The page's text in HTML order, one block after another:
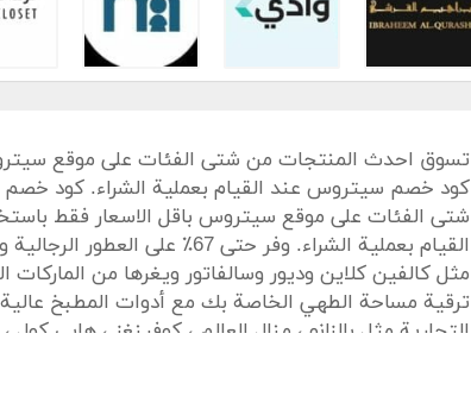
تسوق احدث المنتجات من شتى الفئات على موقع
كود خصم سيتروس عند القيام بعملية الشراء. كود
شتى الفئات على موقع سيتروس باقل الاسعار فقط
القيام بعملية الشراء. وفر حتى 67٪
مثل كالفين كلاين وديور وسالفاتور ويغرها من الماركات
ترقية مساحة الطهي الخاصة بك مع أدوات المطبخ
التجارية مثل بالزانو ، منال العالم ، كوفينغز ، هابي
وهلم جرا من سيتروس تي في بتخفيضات كبيرة. لذلك،
الباب الخاص بك ضمن نطاق الميزانية. يقدم موقع